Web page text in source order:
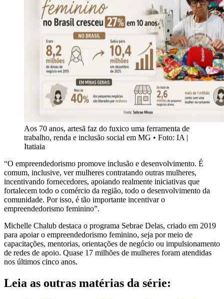
Aos 70 anos, artesã faz do fuxico uma ferramenta de
trabalho, renda e inclusão social em MG • Foto: IA |
Itatiaia
“O empreendedorismo promove inclusão e desenvolvimento. É
comum, inclusive, ver mulheres contratando outras mulheres,
incentivando fornecedores, apoiando realmente iniciativas que
fortalecem todo o comércio da região, todo o desenvolvimento da
comunidade. Por isso, é tão importante incentivar o
empreendedorismo feminino”.
Michelle Chalub destaca o programa Sebrae Delas, criado em 2019
para apoiar o empreendedorismo feminino, seja por meio de
capacitações, mentorias, orientações de negócio ou impulsionamento
de redes de apoio. Quase 17 milhões de mulheres foram atendidas
nos últimos cinco anos.
Leia as outras matérias da série: